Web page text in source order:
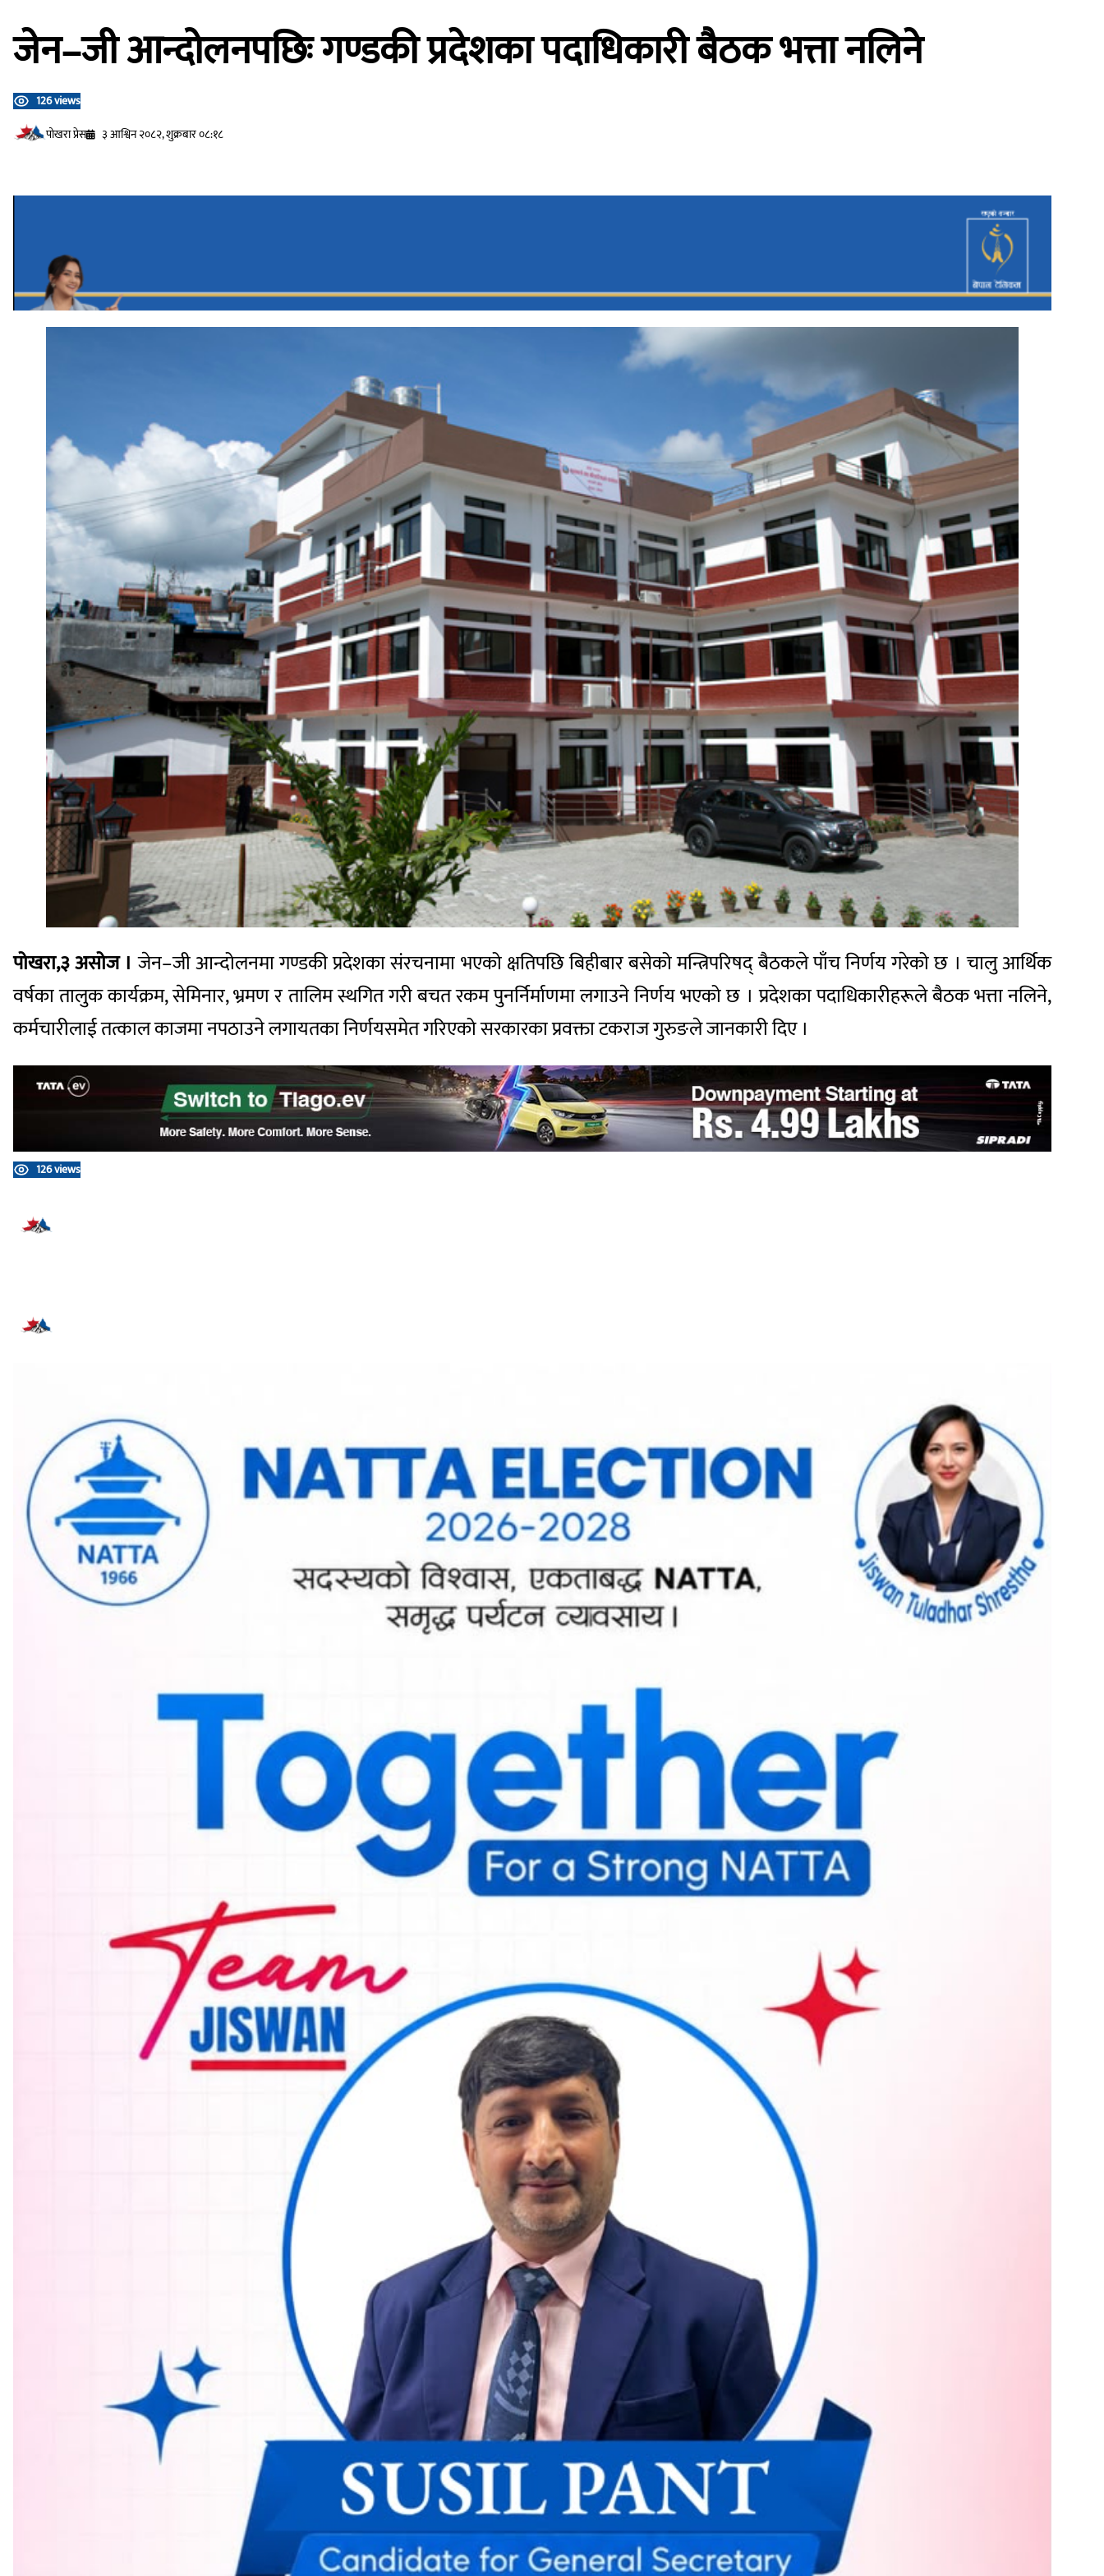
जेन–जी आन्दोलनपछिः गण्डकी प्रदेशका पदाधिकारी बैठक भत्ता नलिने
126 views
प‍ोखरा प्रेस
३ आश्विन २०८२, शुक्रबार ०८:१८
पोखरा,३ असोज । जेन–जी आन्दोलनमा गण्डकी प्रदेशका संरचनामा भएको क्षतिपछि बिहीबार बसेको मन्त्रिपरिषद् बैठकले पाँच निर्णय गरेको छ । चालु आर्थिक
वर्षका तालुक कार्यक्रम, सेमिनार, भ्रमण र तालिम स्थगित गरी बचत रकम पुनर्निर्माणमा लगाउने निर्णय भएको छ । प्रदेशका पदाधिकारीहरूले बैठक भत्ता नलिने,
कर्मचारीलाई तत्काल काजमा नपठाउने लगायतका निर्णयसमेत गरिएको सरकारका प्रवक्ता टकराज गुरुङले जानकारी दिए ।
126 views